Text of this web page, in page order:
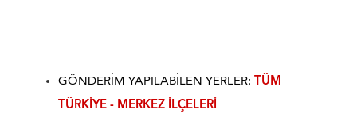
GÖNDERIM YAPILABILEN YERLER: TÜM
TÜRKIYE - MERKEZ ILÇELERI